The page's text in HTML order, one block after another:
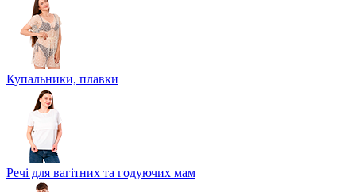
Купальники, плавки
Речі для вагітних та годуючих мам